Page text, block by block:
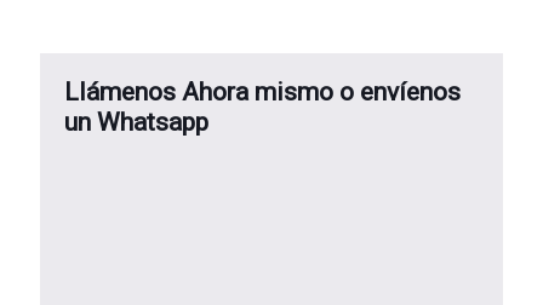
Llámenos Ahora mismo o envíenos
un Whatsapp